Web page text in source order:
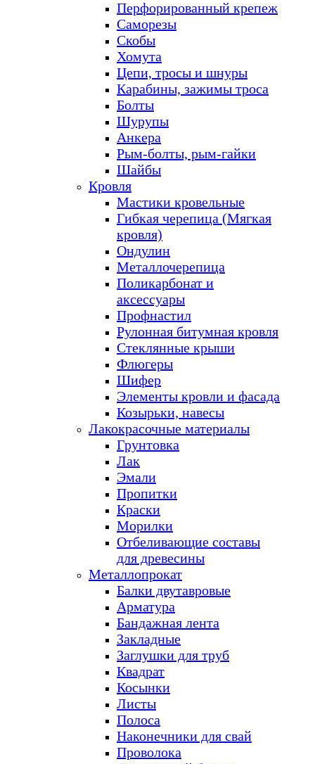
Перфорированный крепеж
Саморезы
Скобы
Хомута
Цепи, тросы и шнуры
Карабины, зажимы троса
Болты
Шурупы
Анкера
Рым-болты, рым-гайки
Шайбы
Кровля
Мастики кровельные
Гибкая черепица (Мягкая
кровля)
Ондулин
Металлочерепица
Поликарбонат и
аксессуары
Профнастил
Рулонная битумная кровля
Стеклянные крыши
Флюгеры
Шифер
Элементы кровли и фасада
Козырьки, навесы
Лакокрасочные материалы
Грунтовка
Лак
Эмали
Пропитки
Краски
Морилки
Отбеливающие составы
для древесины
Металлопрокат
Балки двутавровые
Арматура
Бандажная лента
Закладные
Заглушки для труб
Квадрат
Косынки
Листы
Полоса
Наконечники для свай
Проволока